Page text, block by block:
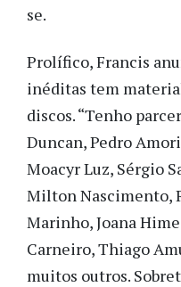
se.
Prolífico, Francis
inéditas tem
discos. “Tenho
Duncan, Pedro
Moacyr Luz, Sérgio
Milton Nascimento,
Marinho, Joana
Carneiro, Thiago
muitos outros.